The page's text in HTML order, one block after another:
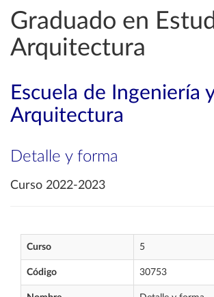
Graduado en
Arquitectura
Escuela de Ingeniería y
Arquitectura
Detalle y forma
Curso 2022-2023
Curso 5
Código 30753